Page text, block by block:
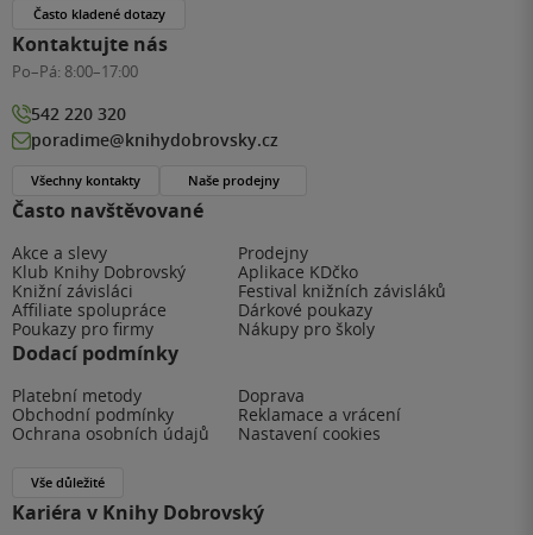
Často navštěvované
Akce a slevy
Prodejny
Klub Knihy Dobrovský
Aplikace KDčko
Knižní závisláci
Festival knižních závisláků
Affiliate spolupráce
Dárkové poukazy
Poukazy pro firmy
Nákupy pro školy
Dodací podmínky
Platební metody
Doprava
Obchodní podmínky
Reklamace a vrácení
Ochrana osobních údajů
Nastavení cookies
Vše důležité
Kariéra v Knihy Dobrovský
Často kladené dotazy
Kontaktujte nás
Po–Pá: 8:00–17:00
542 220 320
poradime@knihydobrovsky.cz
Všechny kontakty Naše prodejny